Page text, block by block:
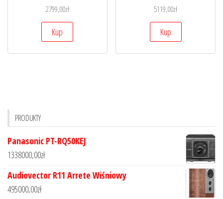
2799,00zł
Kup
5119,00zł
Kup
PRODUKTY
Panasonic PT-RQ50KEJ
1338000,00zł
Audiovector R11 Arrete Wiśniowy
495000,00zł